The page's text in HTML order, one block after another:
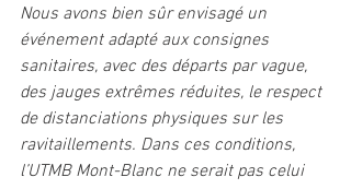
Nous avons bien sûr envisagé un
événement adapté aux consignes
sanitaires, avec des départs par vague,
des jauges extrêmes réduites, le respect
de distanciations physiques sur les
ravitaillements. Dans ces conditions,
l’UTMB Mont-Blanc ne serait pas celui